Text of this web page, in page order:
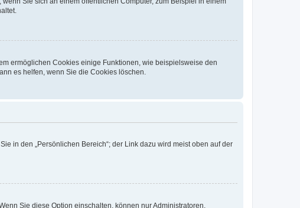
ermöglichen Cookies einige Funktionen, wie beispielsweise den
es helfen, wenn Sie die Cookies löschen.
in den „Persönlichen Bereich“; der Link dazu wird meist oben auf der
Sie diese Option einschalten, können nur Administratoren,